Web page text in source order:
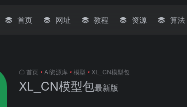
首页 网址 教程 资源 算法
首页 • AI资源库 • 模型 • XL_CN模型包
XL_CN模型包最新版